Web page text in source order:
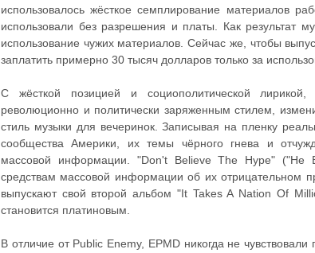
использовалось жёсткое семплирование материалов
использовали без разрешения и платы. Как результат
использование чужих материалов. Сейчас же, чтобы
заплатить примерно 30 тысяч долларов только за
С жёсткой позицией и социополитической
революционно и политически заряженным стилем,
стиль музыки для вечеринок. Записывая на пленку
сообщества Америки, их темы чёрного гнева и
массовой информации. "Don't Believe The Hype"
средствам массовой информации об их отрицательном
выпускают свой второй альбом "It Takes A Nation Of
становится платиновым.
В отличие от Public Enemy, EPMD никогда не чувствовали